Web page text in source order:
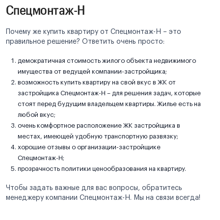
Спецмонтаж-Н
Почему же купить квартиру от Спецмонтаж-Н – это
правильное решение? Ответить очень просто:
демократичная стоимость жилого объекта недвижимого
имущества от ведущей компании-застройщика;
возможность купить квартиру на свой вкус в ЖК от
застройщика Спецмонтаж-Н – для решения задач, которые
стоят перед будущим владельцем квартиры. Жилье есть на
любой вкус;
очень комфортное расположение ЖК застройщика в
местах, имеющей удобную транспортную развязку;
хорошие отзывы о организации-застройщике
Спецмонтаж-Н;
прозрачность политики ценообразования на квартиру.
Чтобы задать важные для вас вопросы, обратитесь
менеджеру компании Спецмонтаж-Н. Мы на связи всегда!